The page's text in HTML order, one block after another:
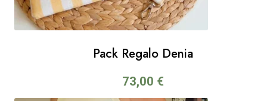
Pack Regalo Denia
73,00 €